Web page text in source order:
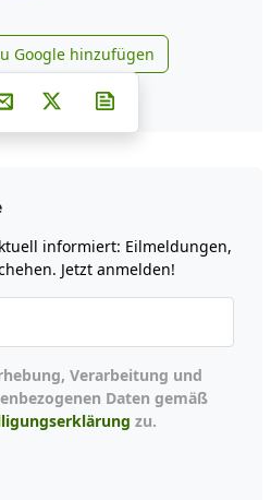
news.de zu Google
Google hinzufügen
auf Facebook
Teilen auf Whatsapp
Teilen auf Telegram
auf Pinterest
Per E-Mail teilen
Post auf X
informiert: Eilmeldungen,
Jetzt anmelden!
Daten gemäß
zu.